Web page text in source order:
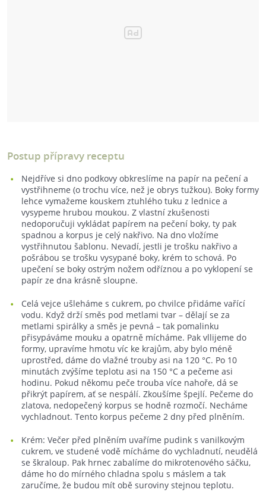
Postup přípravy receptu
Nejdříve si dno podkovy obkreslíme na papír na pečení a
vystřihneme (o trochu více, než je obrys tužkou). Boky formy
lehce vymažeme kouskem ztuhlého tuku z lednice a
vysypeme hrubou moukou. Z vlastní zkušenosti
nedoporučuji vykládat papírem na pečení boky, ty pak
spadnou a korpus je celý nakřivo. Na dno vložíme
vystřihnutou šablonu. Nevadí, jestli je trošku nakřivo a
pošrábou se trošku vysypané boky, krém to schová. Po
upečení se boky ostrým nožem odříznou a po vyklopení se
papír ze dna krásně sloupne.
Celá vejce ušleháme s cukrem, po chvilce přidáme vařící
vodu. Když drží směs pod metlami tvar – dělají se za
metlami spirálky a směs je pevná – tak pomalinku
přisypáváme mouku a opatrně mícháme. Pak vllijeme do
formy, upravíme hmotu víc ke krajům, aby bylo méně
uprostřed, dáme do vlažné trouby asi na 120 °C. Po 10
minutách zvýšíme teplotu asi na 150 °C a pečeme asi
hodinu. Pokud někomu peče trouba více nahoře, dá se
přikrýt papírem, ať se nespálí. Zkoušíme špejlí. Pečeme do
zlatova, nedopečený korpus se hodně rozmočí. Necháme
vychladnout. Tento korpus pečeme 2 dny před plněním.
Krém: Večer před plněním uvaříme pudink s vanilkovým
cukrem, ve studené vodě mícháme do vychladnutí, neudělá
se škraloup. Pak hrnec zabalíme do mikrotenového sáčku,
dáme ho do mírného chladna spolu s máslem a tak
zaručíme, že budou mít obě suroviny stejnou teplotu.